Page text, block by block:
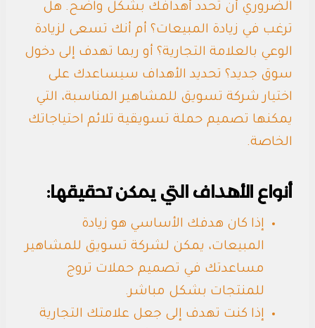
الضروري أن تحدد أهدافك بشكل واضح. هل
ترغب في زيادة المبيعات؟ أم أنك تسعى لزيادة
الوعي بالعلامة التجارية؟ أو ربما تهدف إلى دخول
سوق جديد؟ تحديد الأهداف سيساعدك على
اختيار شركة تسويق للمشاهير المناسبة، التي
يمكنها تصميم حملة تسويقية تلائم احتياجاتك
الخاصة.
أنواع الأهداف التي يمكن تحقيقها:
إذا كان هدفك الأساسي هو زيادة
المبيعات، يمكن لشركة تسويق للمشاهير
مساعدتك في تصميم حملات تروج
للمنتجات بشكل مباشر.
إذا كنت تهدف إلى جعل علامتك التجارية